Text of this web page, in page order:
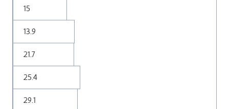
15
13.9
21.7
25.4
29.1